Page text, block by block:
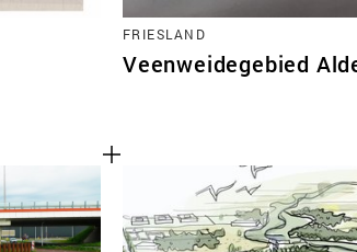
FRIESLAND
Veenweidegebied